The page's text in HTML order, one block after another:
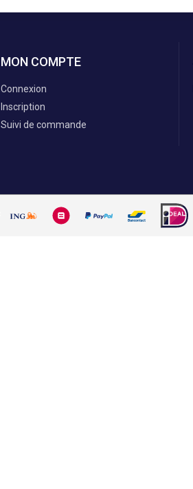
MON COMPTE
Connexion
Inscription
Suivi de commande